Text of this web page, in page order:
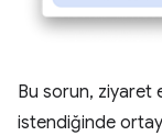
Bu sorun, ziyaret
istendiğinde